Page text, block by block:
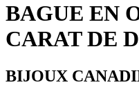
BAGUE EN
CARAT DE
BIJOUX